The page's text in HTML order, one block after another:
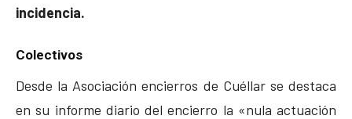
incidencia.
Colectivos
Desde la Asociación encierros de Cuéllar se destaca
en su informe diario del encierro la «nula actuación